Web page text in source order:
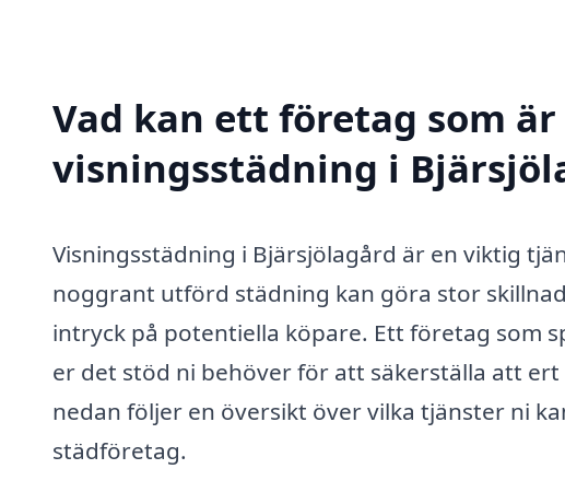
Vad kan ett företag som
visningsstädning i
Visningsstädning i Bjärsjölagård är en viktig
noggrant utförd städning kan göra stor
intryck på potentiella köpare. Ett företag som
er det stöd ni behöver för att säkerställa att
nedan följer en översikt över vilka tjänster ni
städföretag.